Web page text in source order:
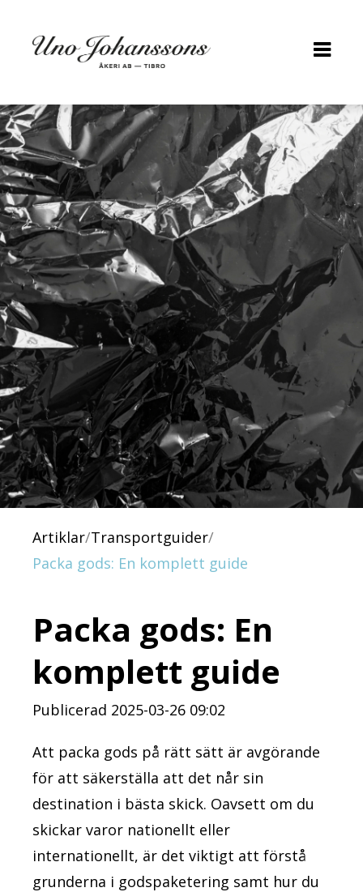
Artiklar/Transportguider/
Packa gods: En komplett guide
Packa gods: En
komplett guide
Publicerad 2025-03-26 09:02
Att packa gods på rätt sätt är avgörande
för att säkerställa att det når sin
destination i bästa skick. Oavsett om du
skickar varor nationellt eller
internationellt, är det viktigt att förstå
grunderna i godspaketering samt hur du